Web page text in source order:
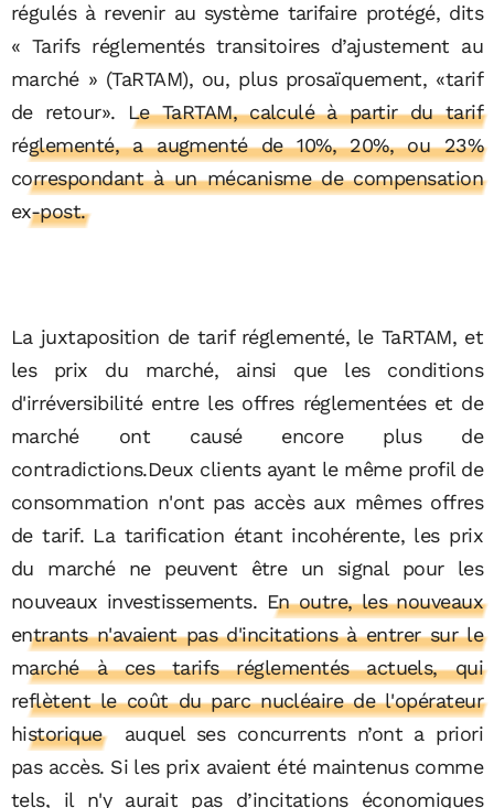
régulés à revenir au système tarifaire protégé, dits
« Tarifs réglementés transitoires d’ajustement au
marché » (TaRTAM), ou, plus prosaïquement, «tarif
de retour». Le TaRTAM, calculé à partir du tarif
réglementé, a augmenté de 10%, 20%, ou 23%
correspondant à un mécanisme de compensation
ex-post.
La juxtaposition de tarif réglementé, le TaRTAM, et
les prix du marché, ainsi que les conditions
d'irréversibilité entre les offres réglementées et de
marché ont causé encore plus de
contradictions.Deux clients ayant le même profil de
consommation n'ont pas accès aux mêmes offres
de tarif. La tarification étant incohérente, les prix
du marché ne peuvent être un signal pour les
nouveaux investissements. En outre, les nouveaux
entrants n'avaient pas d'incitations à entrer sur le
marché à ces tarifs réglementés actuels, qui
reflètent le coût du parc nucléaire de l'opérateur
historique
auquel ses concurrents n’ont a priori
pas accès. Si les prix avaient été maintenus comme
tels, il n'y aurait pas d’incitations économiques